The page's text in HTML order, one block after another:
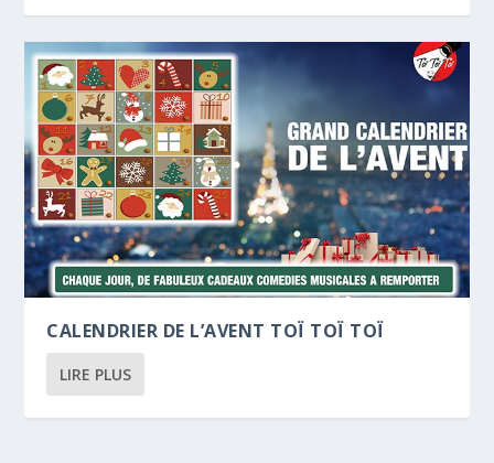
CALENDRIER DE L’AVENT TOÏ TOÏ TOÏ
LIRE PLUS